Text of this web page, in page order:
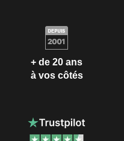
+ de 20 ans
à vos côtés